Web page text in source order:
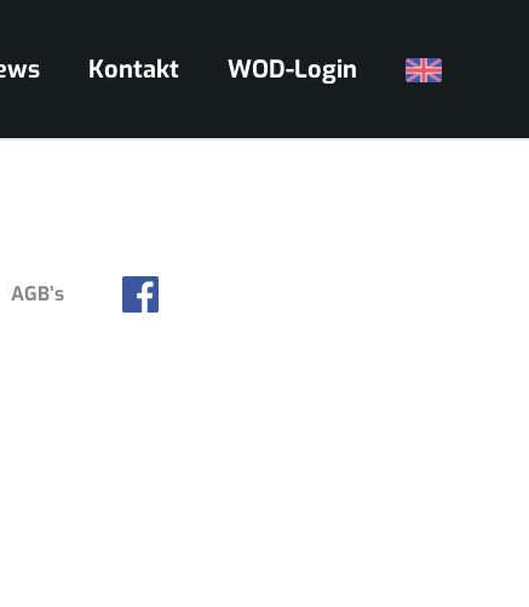
Kontakt WOD-Login
AGB’s